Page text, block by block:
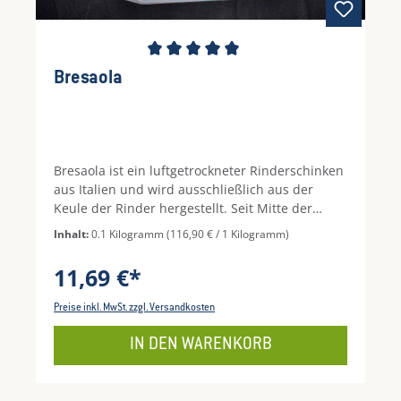
Durchschnittliche Bewertung von 5 von 5
Bresaola
Bresaola ist ein luftgetrockneter Rinderschinken
aus Italien und wird ausschließlich aus der
Keule der Rinder hergestellt. Seit Mitte der
1990er Jahre ist das Produkt durch das IGP-
Siegel geschützt. Das bedeutet, echte Bresaola
Sondrio kommen, die Hersteller müssen sich an
strenge Produktionsregeln halten. Ein Klassiker
Reggiano, doch auch pur auf der Antipastiplatte
Inhalt:0.1 Kilogramm(116,90 € / 1 Kilogramm)
11,69 €*
Preise inkl. MwSt. zzgl. Versandkosten
IN DEN WARENKORB